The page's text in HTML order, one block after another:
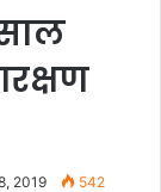
2019 542